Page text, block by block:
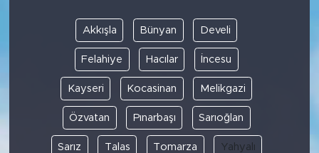
Akkışla Bünyan Develi
Felahiye Hacılar İncesu
Kayseri Kocasinan Melikgazi
Özvatan Pınarbaşı Sarıoğlan
Sarız Talas Tomarza Yahyalı
POLİTİKA
EKONOMİ
SPOR
KÜLTÜR SANAT